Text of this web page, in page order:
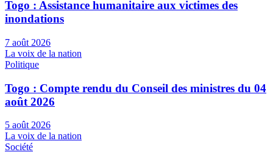
Togo : Assistance humanitaire aux victimes des
inondations
7 août 2026
La voix de la nation
Politique
Togo : Compte rendu du Conseil des ministres du 04
août 2026
5 août 2026
La voix de la nation
Société